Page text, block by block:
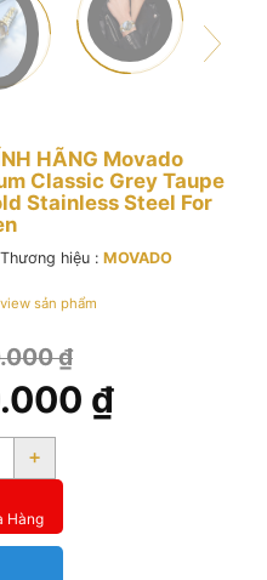
HÃNG Movado
Classic Grey Taupe
Stainless Steel For
Thương hiệu : MOVADO
sản phẩm
₫
₫
+
Hàng